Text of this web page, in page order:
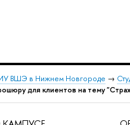
ВШЭ в Нижнем Новгороде →
для клиентов на тему